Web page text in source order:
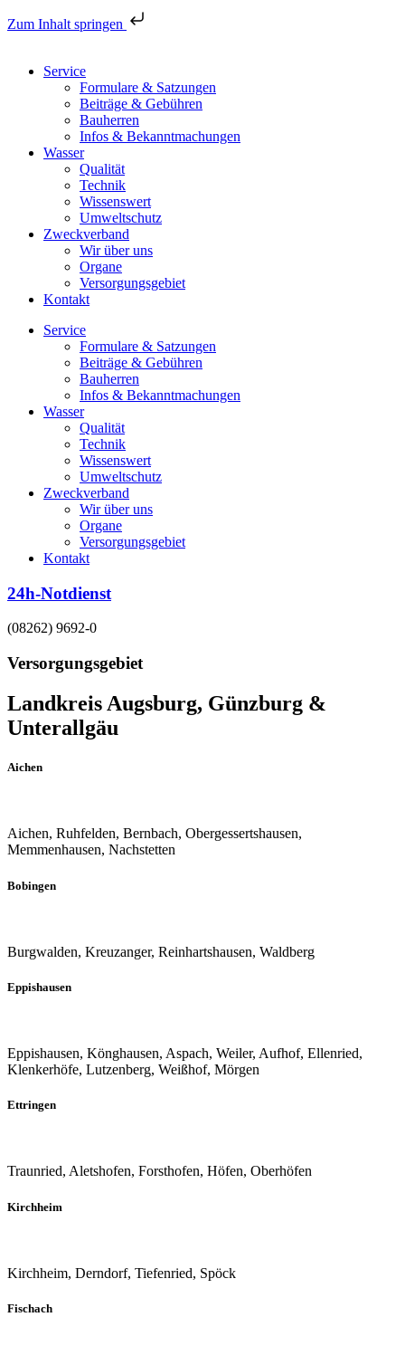
Zum Inhalt springen
Service
Formulare & Satzungen
Beiträge & Gebühren
Bauherren
Infos & Bekanntmachungen
Wasser
Qualität
Technik
Wissenswert
Umweltschutz
Zweckverband
Wir über uns
Organe
Versorgungsgebiet
Kontakt
Service
Formulare & Satzungen
Beiträge & Gebühren
Bauherren
Infos & Bekanntmachungen
Wasser
Qualität
Technik
Wissenswert
Umweltschutz
Zweckverband
Wir über uns
Organe
Versorgungsgebiet
Kontakt
24h-Notdienst
(08262) 9692-0
Versorgungsgebiet
Landkreis Augsburg, Günzburg &
Unterallgäu
Aichen
Aichen, Ruhfelden, Bernbach, Obergessertshausen,
Memmenhausen, Nachstetten
Bobingen
Burgwalden, Kreuzanger, Reinhartshausen, Waldberg
Eppishausen
Eppishausen, Könghausen, Aspach, Weiler, Aufhof, Ellenried,
Klenkerhöfe, Lutzenberg, Weißhof, Mörgen
Ettringen
Traunried, Aletshofen, Forsthofen, Höfen, Oberhöfen
Kirchheim
Kirchheim, Derndorf, Tiefenried, Spöck
Fischach